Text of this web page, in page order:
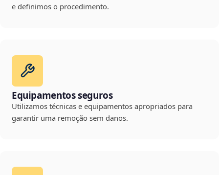
e definimos o procedimento.
Equipamentos seguros
Utilizamos técnicas e equipamentos apropriados para
garantir uma remoção sem danos.